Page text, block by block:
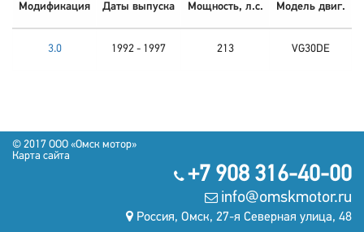
Модификация Даты выпуска Мощность, л.с. Модель двиг.
3.0 1992 - 1997 213 VG30DE
© 2017 OOO «Омск мотор»
Карта сайта
+7 908 316-40-00
info@omskmotor.ru
Россия, Омск, 27-я Северная улица, 48